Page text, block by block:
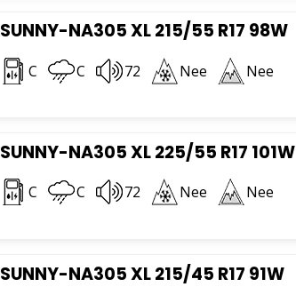
SUNNY-NA305 XL 215/55 R17 98W
C C 72 Nee Nee
SUNNY-NA305 XL 225/55 R17 101W
C C 72 Nee Nee
SUNNY-NA305 XL 215/45 R17 91W